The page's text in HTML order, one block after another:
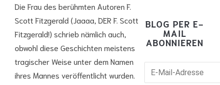
Die Frau des berühmten Autoren F.
Scott Fitzgerald (Jaaaa, DER F. Scott
Fitzgerald!) schrieb nämlich auch,
obwohl diese Geschichten meistens
tragischer Weise unter dem Namen
ihres Mannes veröffentlicht wurden.
BLOG PER E-
MAIL
ABONNIEREN
E-
Mail-